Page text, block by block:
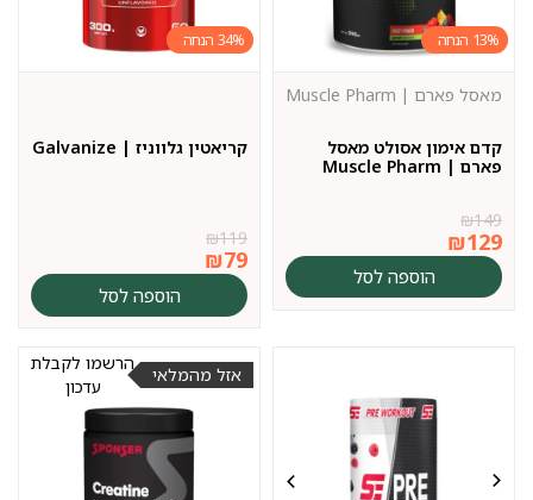
13%
קדם אימון אסולט מאסל
פארם | Muscle Pharm
מאסל פארם | Muscle Pharm
₪149
₪129
הוספה לסל
34%
קריאטין גלווניז | Galvanize
₪119
₪79
הוספה לסל
אזל מהמלאי
הרשמו לקבלת
עדכון